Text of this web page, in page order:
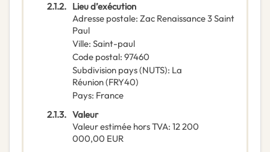
2.1.2. Lieu d’exécution
Adresse postale: Zac Renaissance 3 Saint
Paul
Ville: Saint-paul
Code postal: 97460
Subdivision pays (NUTS): La
Réunion(FRY40)
Pays: France
2.1.3. Valeur
Valeur estimée hors TVA: 12 200
000,00 EUR